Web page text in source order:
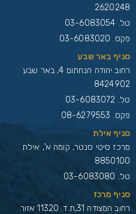
2620248
טל. 03-6083054
פקס. 03-6083020
סניף באר שבע
רחוב יהודה הנחתום 4, באר שבע
8424902
טל. 03-6083072
פקס. 08-6279553
סניף אילת
מרכז סיטי סנטר, קומה א', אילת
8850100
טל. 03-6083080
סניף מרכז
רחוב המצודה 31,ת.ד. 11320 אזור